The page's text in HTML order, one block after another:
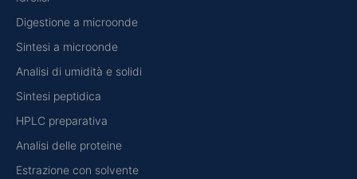
Digestione a microonde
Sintesi a microonde
Analisi di umidità e solidi
Sintesi peptidica
HPLC preparativa
Analisi delle proteine
Estrazione con solvente